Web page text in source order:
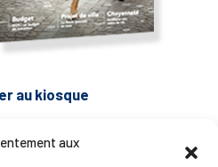
aux
au kiosque